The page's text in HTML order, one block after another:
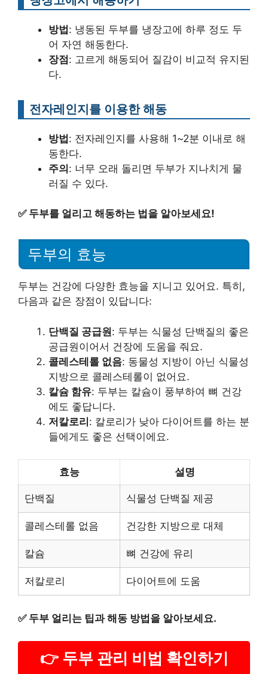
방법: 냉동된 두부를 냉장고에 하루 정도 두
어 자연 해동한다.
장점: 고르게 해동되어 질감이 비교적 유지된
다.
전자레인지를 이용한 해동
방법: 전자레인지를 사용해 1~2분 이내로 해
동한다.
주의: 너무 오래 돌리면 두부가 지나치게 물
러질 수 있다.
✅ 두부를 얼리고 해동하는 법을 알아보세요!
두부의 효능
두부는 건강에 다양한 효능을 지니고 있어요. 특히,
다음과 같은 장점이 있답니다:
단백질 공급원: 두부는 식물성 단백질의 좋은
공급원이어서 건장에 도움을 줘요.
콜레스테롤 없음: 동물성 지방이 아닌 식물성
지방으로 콜레스테롤이 없어요.
칼슘 함유: 두부는 칼슘이 풍부하여 뼈 건강
에도 좋답니다.
저칼로리: 칼로리가 낮아 다이어트를 하는 분
들에게도 좋은 선택이에요.
효능 설명
단백질 식물성 단백질 제공
콜레스테롤 없음 건강한 지방으로 대체
칼슘 뼈 건강에 유리
저칼로리 다이어트에 도움
✅ 두부 얼리는 팁과 해동 방법을 알아보세요.
👉 두부 관리 비법 확인하기